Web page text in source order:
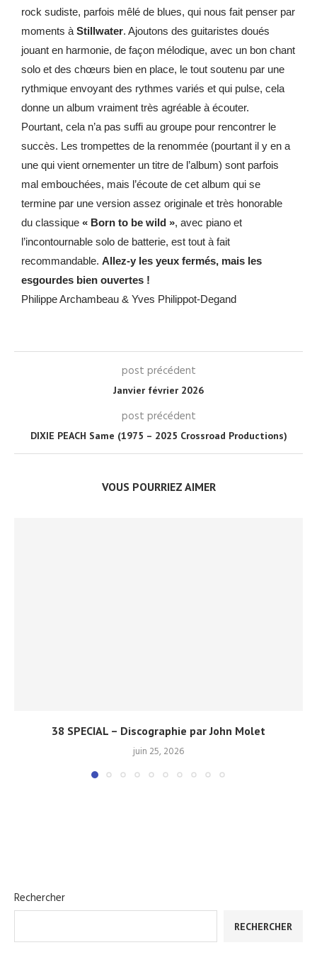
rock sudiste, parfois mêlé de blues, qui nous fait penser par
moments à Stillwater. Ajoutons des guitaristes doués
jouant en harmonie, de façon mélodique, avec un bon chant
solo et des chœurs bien en place, le tout soutenu par une
rythmique envoyant des rythmes variés et qui pulse, cela
donne un album vraiment très agréable à écouter.
Pourtant, cela n’a pas suffi au groupe pour rencontrer le
succès. Les trompettes de la renommée (pourtant il y en a
une qui vient ornementer un titre de l’album) sont parfois
mal embouchées, mais l’écoute de cet album qui se
termine par une version assez originale et très honorable
du classique « Born to be wild », avec piano et
l’incontournable solo de batterie, est tout à fait
recommandable. Allez-y les yeux fermés, mais les
esgourdes bien ouvertes !
Philippe Archambeau & Yves Philippot-Degand
post précédent
Janvier février 2026
post précédent
DIXIE PEACH Same (1975 – 2025 Crossroad Productions)
VOUS POURRIEZ AIMER
38 SPECIAL – Discographie par John Molet
juin 25, 2026
Rechercher
RECHERCHER